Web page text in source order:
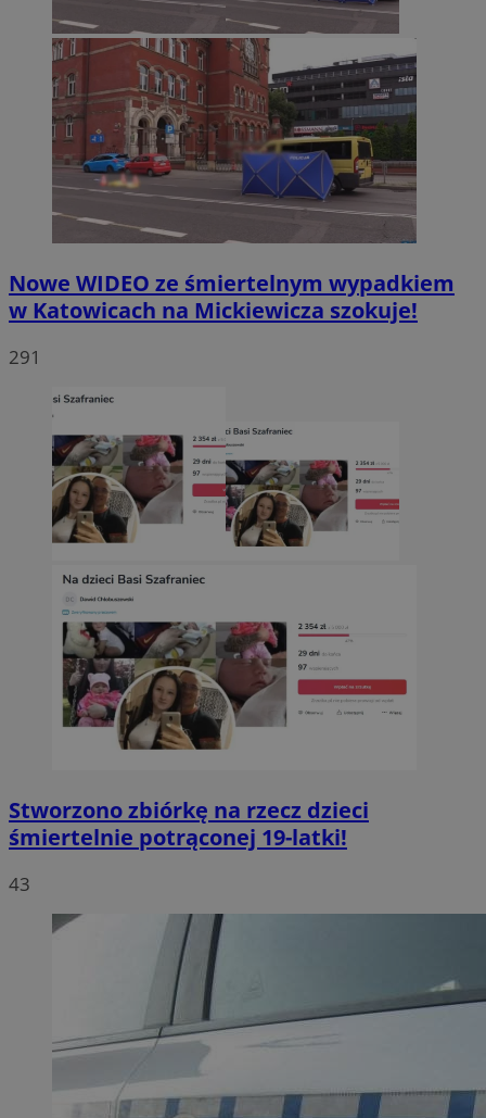
Nowe WIDEO ze śmiertelnym wypadkiem
w Katowicach na Mickiewicza szokuje!
291
Stworzono zbiórkę na rzecz dzieci
śmiertelnie potrąconej 19-latki!
43